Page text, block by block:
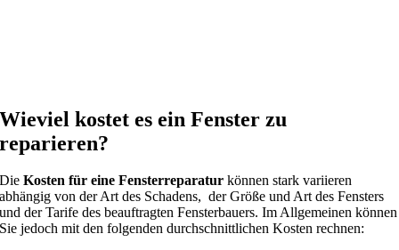
Wieviel kostet es ein Fenster zu
reparieren?
DieKosten für eine Fensterreparatur können stark variieren
abhängig von der Art des Schadens, der Größe und Art des Fensters
und der Tarife des beauftragten Fensterbauers. Im Allgemeinen können
Sie jedoch mit den folgenden durchschnittlichen Kosten rechnen: